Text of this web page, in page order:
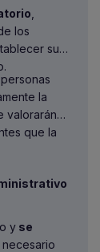
los
su
la
valorarán
que la
y se
necesario